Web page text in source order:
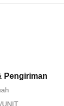
Pengiriman
UNIT